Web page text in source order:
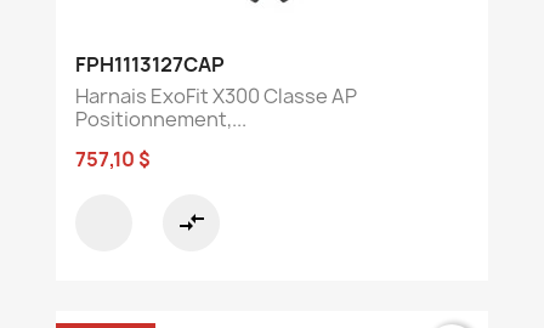
FPH1113127CAP
Harnais ExoFit X300 Classe AP
Positionnement,...
757,10 $
compare_arrows